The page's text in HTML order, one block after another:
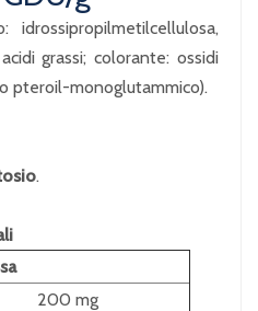
grassi; colorante: ossidi
pteroil-monoglutammico).
.
200 mg